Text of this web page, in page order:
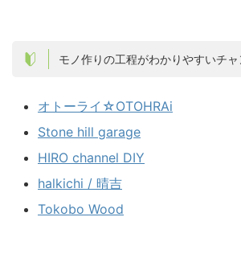
モノ作りの工程がわかりやすいチ
オトーライ☆OTOHRAi
Stone hill garage
HIRO channel DIY
halkichi / 晴吉
Tokobo Wood